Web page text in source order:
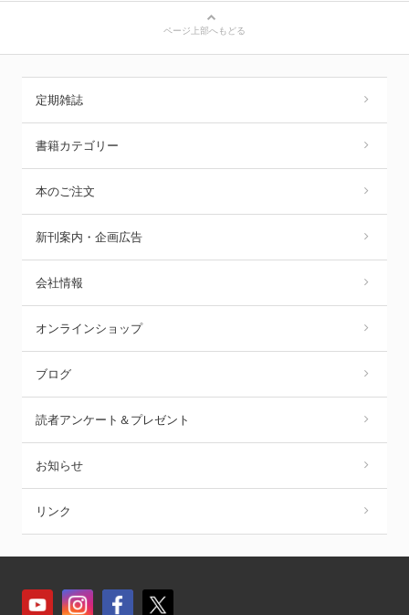
ページ上部へもどる
定期雑誌
書籍カテゴリー
本のご注文
新刊案内・企画広告
会社情報
オンラインショップ
ブログ
読者アンケート＆プレゼント
お知らせ
リンク